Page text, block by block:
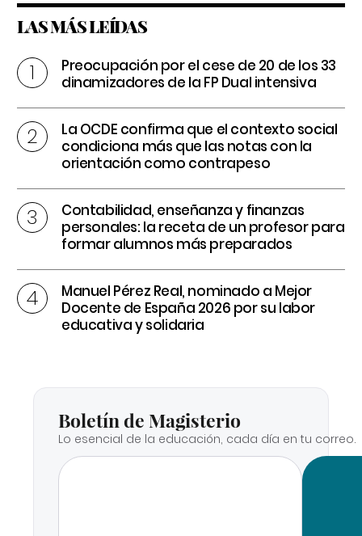
LAS MÁS LEÍDAS
Preocupación por el cese de 20 de los 33
dinamizadores de la FP Dual intensiva
La OCDE confirma que el contexto social
condiciona más que las notas con la
orientación como contrapeso
Contabilidad, enseñanza y finanzas
personales: la receta de un profesor para
formar alumnos más preparados
Manuel Pérez Real, nominado a Mejor
Docente de España 2026 por su labor
educativa y solidaria
Boletín de Magisterio
Lo esencial de la educación, cada día en tu correo.